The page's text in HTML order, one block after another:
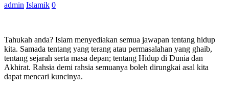
admin Islamik 0
Tahukah anda? Islam menyediakan semua jawapan tentang hidup
kita. Samada tentang yang terang atau permasalahan yang ghaib,
tentang sejarah serta masa depan; tentang Hidup di Dunia dan
Akhirat. Rahsia demi rahsia semuanya boleh dirungkai asal kita
dapat mencari kuncinya.